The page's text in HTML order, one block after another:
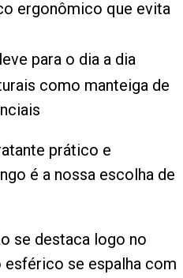
ergonômico que evita
para o dia a dia
como manteiga de
prático e
é a nossa escolha de
se destaca logo no
se espalha com